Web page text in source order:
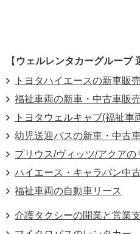
【 ウェルレンタカーグループ
トヨタハイエースの新車販売
福祉車両の新車・中古車販売
トヨタウェルキャブ(福祉車
幼児送迎バスの新車・中古
プリウス/ヴィッツ/アクア
ハイエース・キャラバン中
福祉車両の自動車リース
介護タクシーの開業と営業